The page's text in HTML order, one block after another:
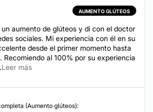
AUMENTO GLÚTEOS
aumento de glúteos y di con el doctor
sociales. Mi experiencia con él en su
desde el primer momento hasta
Recomiendo al 100% por su experiencia
Leer más
(Aumento glúteos):